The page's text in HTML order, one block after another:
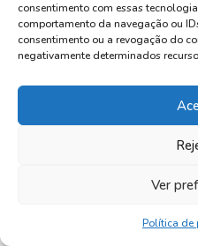
consentimento com essas
comportamento da navegação ou
consentimento ou a revogação do
negativamente determinados
Ver
Política de
© AXAR INCORPADORA |